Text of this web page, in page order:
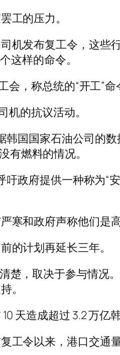
工的压力。
机发布复工令，这些
这样的命令。
，称总统的“开工”
的抗议活动。
国国家石油公司的
有燃料的情况。
政府提供一种称为“
和政府声称他们是高
的计划再延长三年。
楚，取决于参与情况。
。
天造成超过 3.2 万亿
令以来，港口交通